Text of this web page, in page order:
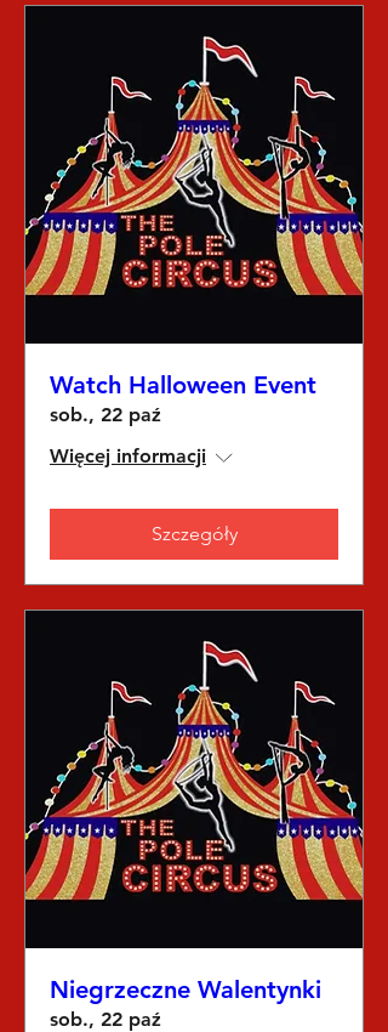
Watch Halloween Event
sob., 22 paź
Więcej informacji
Szczegóły
Niegrzeczne Walentynki
sob., 22 paź